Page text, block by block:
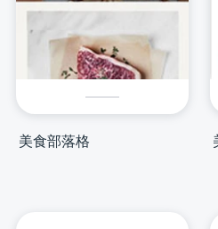
美食部落格